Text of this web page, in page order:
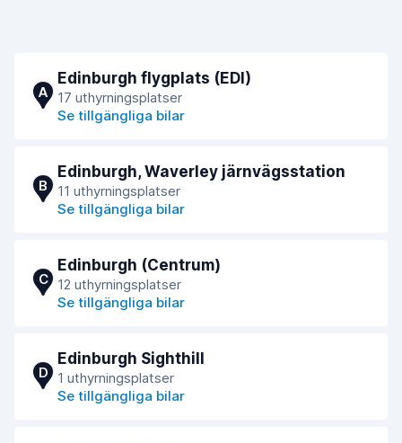
A
Edinburgh flygplats (EDI)
17 uthyrningsplatser
Se tillgängliga bilar
B
Edinburgh, Waverley järnvägsstation
11 uthyrningsplatser
Se tillgängliga bilar
C
Edinburgh (Centrum)
12 uthyrningsplatser
Se tillgängliga bilar
D
Edinburgh Sighthill
1 uthyrningsplatser
Se tillgängliga bilar